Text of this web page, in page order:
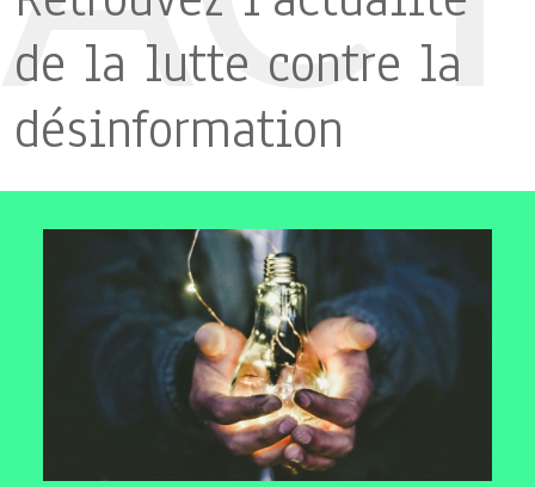
de la lutte contre la
désinformation